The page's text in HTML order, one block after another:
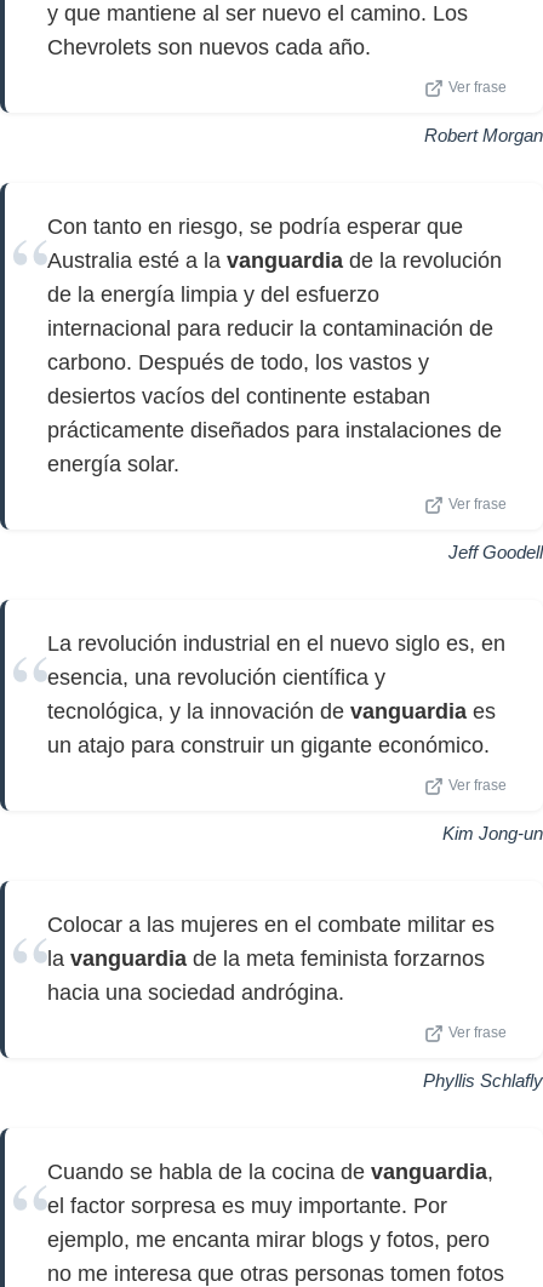
y que mantiene al ser nuevo el camino. Los
Chevrolets son nuevos cada año.
Ver frase
Robert Morgan
Con tanto en riesgo, se podría esperar que
Australia esté a la vanguardia de la revolución
de la energía limpia y del esfuerzo
internacional para reducir la contaminación de
carbono. Después de todo, los vastos y
desiertos vacíos del continente estaban
prácticamente diseñados para instalaciones de
energía solar.
Ver frase
Jeff Goodell
La revolución industrial en el nuevo siglo es, en
esencia, una revolución científica y
tecnológica, y la innovación de vanguardia es
un atajo para construir un gigante económico.
Ver frase
Kim Jong-un
Colocar a las mujeres en el combate militar es
la vanguardia de la meta feminista forzarnos
hacia una sociedad andrógina.
Ver frase
Phyllis Schlafly
Cuando se habla de la cocina de vanguardia,
el factor sorpresa es muy importante. Por
ejemplo, me encanta mirar blogs y fotos, pero
no me interesa que otras personas tomen fotos